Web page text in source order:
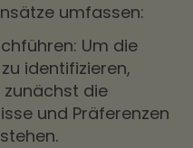
umfassen:
Um die
identifizieren,
die
und Präferenzen